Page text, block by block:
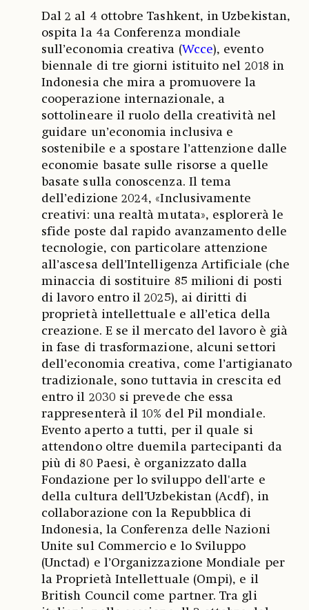
Dal 2 al 4 ottobre Tashkent, in Uzbekistan,
ospita la 4a Conferenza mondiale
sull’economia creativa (Wcce), evento
biennale di tre giorni istituito nel 2018 in
Indonesia che mira a promuovere la
cooperazione internazionale, a
sottolineare il ruolo della creatività nel
guidare un’economia inclusiva e
sostenibile e a spostare l’attenzione dalle
economie basate sulle risorse a quelle
basate sulla conoscenza. Il tema
dell’edizione 2024, «Inclusivamente
creativi: una realtà mutata», esplorerà le
sfide poste dal rapido avanzamento delle
tecnologie, con particolare attenzione
all’ascesa dell’Intelligenza Artificiale (che
minaccia di sostituire 85 milioni di posti
di lavoro entro il 2025), ai diritti di
proprietà intellettuale e all’etica della
creazione. E se il mercato del lavoro è già
in fase di trasformazione, alcuni settori
dell’economia creativa, come l’artigianato
tradizionale, sono tuttavia in crescita ed
entro il 2030 si prevede che essa
rappresenterà il 10% del Pil mondiale.
Evento aperto a tutti, per il quale si
attendono oltre duemila partecipanti da
più di 80 Paesi, è organizzato dalla
Fondazione per lo sviluppo dell'arte e
della cultura dell’Uzbekistan (Acdf), in
collaborazione con la Repubblica di
Indonesia, la Conferenza delle Nazioni
Unite sul Commercio e lo Sviluppo
(Unctad) e l’Organizzazione Mondiale per
la Proprietà Intellettuale (Ompi), e il
British Council come partner. Tra gli